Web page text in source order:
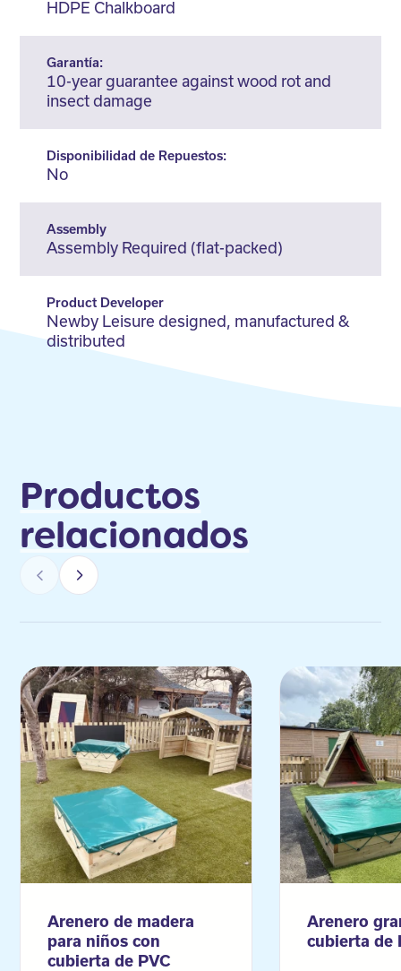
HDPE Chalkboard
Garantía:
10-year guarantee against wood rot and
insect damage
Disponibilidad de Repuestos:
No
Assembly
Assembly Required (flat-packed)
Product Developer
Newby Leisure designed, manufactured &
distributed
Productos
relacionados
Arenero de madera
para niños con
cubierta de PVC
Arenero
cubierta de